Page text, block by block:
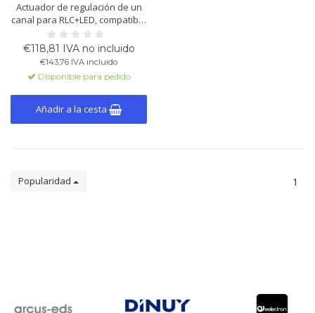
Actuador de regulación de un
canal para RLC+LED, compatible
con varios tipos de iluminación
(LED regulables de 230V y 12V,
halógenas). Incluye 4 entradas
configurables
(analógicas/digitales) y control
KNX.
€118,81 IVA no incluido
€143,76 IVA incluido
Disponible para pedido
Añadir a la cesta
Popularidad 1